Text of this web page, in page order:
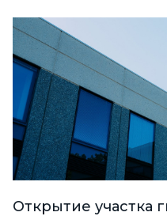
Открытие участка